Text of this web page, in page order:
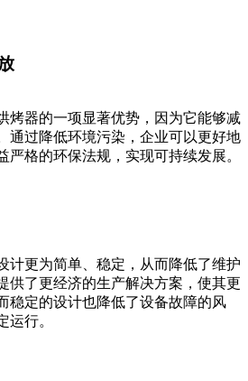
器的一项显著优势，因为它能够减
通过降低环境污染，企业可以更好地
严格的环保法规，实现可持续发展。
更为简单、稳定，从而降低了维护
供了更经济的生产解决方案，使其更
稳定的设计也降低了设备故障的风
运行。